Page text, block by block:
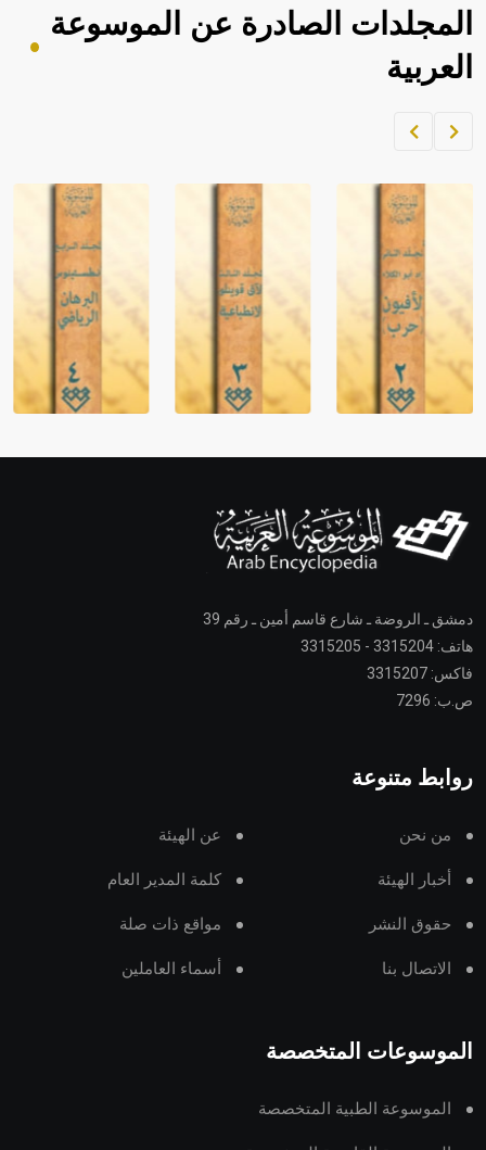
المجلدات الصادرة عن الموسوعة
العربية
دمشق ـ الروضة ـ شارع قاسم أمين ـ رقم 39
هاتف: 3315204 - 3315205
فاكس: 3315207
ص.ب: 7296
روابط متنوعة
من نحن عن الهيئة
أخبار الهيئة كلمة المدير العام
حقوق النشر مواقع ذات صلة
الاتصال بنا أسماء العاملين
الموسوعات المتخصصة
الموسوعة الطبية المتخصصة